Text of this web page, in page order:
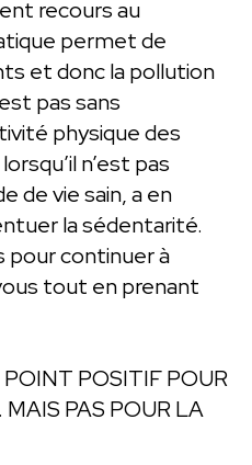
recours au
permet de
et donc la pollution
pas sans
physique des
n’est pas
de vie sain, a en
la sédentarité.
pour continuer à
tout en prenant
POSITIF POUR
PAS POUR LA